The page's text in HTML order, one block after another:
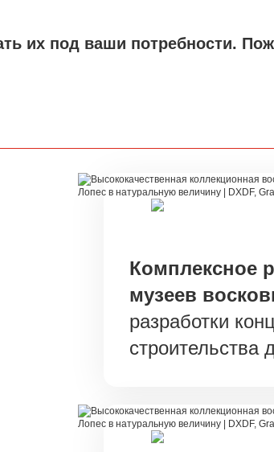
их под ваши потребности.
Комплексное
музеев
разработки
строительства